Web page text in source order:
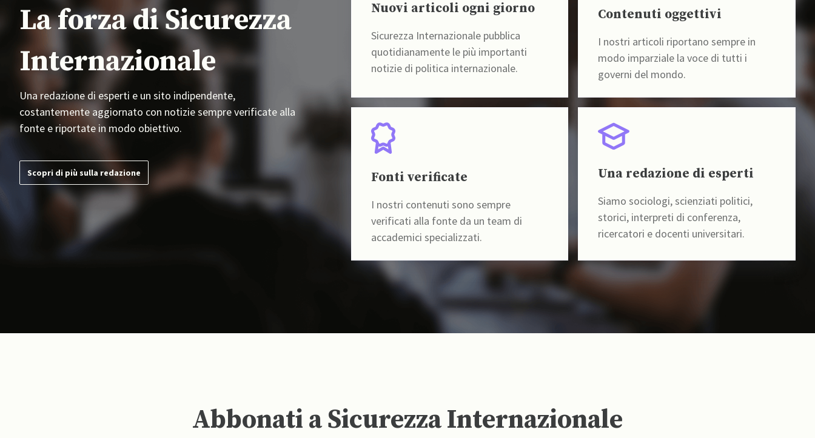
La forza di Sicurezza
Internazionale
Una redazione di esperti e un sito indipendente,
costantemente aggiornato con notizie sempre verificate alla
fonte e riportate in modo obiettivo.
Scopri di più sulla redazione
Nuovi articoli ogni giorno
Sicurezza Internazionale pubblica
quotidianamente le più importanti
notizie di politica internazionale.
Contenuti oggettivi
I nostri articoli riportano sempre in
modo imparziale la voce di tutti i
governi del mondo.
Fonti verificate
I nostri contenuti sono sempre
verificati alla fonte da un team di
accademici specializzati.
Una redazione di esperti
Siamo sociologi, scienziati politici,
storici, interpreti di conferenza,
ricercatori e docenti universitari.
Abbonati a Sicurezza Internazionale